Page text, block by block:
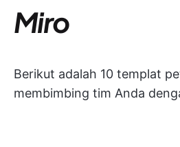
Miro
Berikut adalah 10 templat
membimbing tim Anda